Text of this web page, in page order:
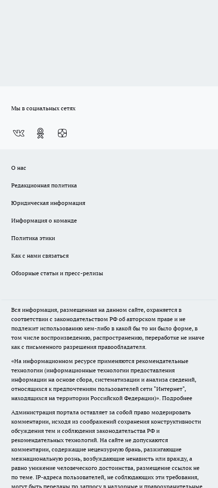
Мы в социальных сетях
О нас
Редакционная политика
Юридическая информация
Информация о команде
Политика этики
Как с нами связаться
Обзорные статьи и пресс-релизы
Вся информация, размещенная на данном сайте, охраняется в
соответствии с законодательством РФ об авторском праве и не
подлежит использованию кем-либо в какой бы то ни было форме, в
том числе воспроизведению, распространению, переработке не иначе
как с письменного разрешения правообладателя.
«На информационном ресурсе применяются рекомендательные
технологии (информационные технологии предоставления
информации на основе сбора, систематизации и анализа сведений,
относящихся к предпочтениям пользователей сети "Интернет",
находящихся на территории Российской Федерации)». Подробнее
Администрация портала оставляет за собой право модерировать
комментарии, исходя из соображений сохранения конструктивности
обсуждения тем и соблюдения законодательства РФ и
рекомендательных технологий. На сайте не допускаются
комментарии, содержащие нецензурную брань, разжигающие
межнациональную рознь, возбуждающие ненависть или вражду, а
равно унижение человеческого достоинства, размещение ссылок не
по теме. IP-адреса пользователей, не соблюдающих эти требования,
могут быть переданы по запросу в надзорные и правоохранительные